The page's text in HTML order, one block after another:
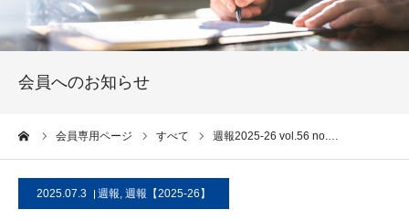
会員へのお知らせ
会員専用ページ すべて 週報2025-26 vol.56 no.…
2025.07.3 週報, 週報【2025-26】
クラブ概要
入会案内
活動報告